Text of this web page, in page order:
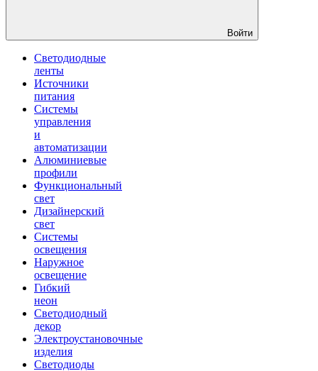
Войти
Светодиодные
ленты
Источники
питания
Системы
управления
и
автоматизации
Алюминиевые
профили
Функциональный
свет
Дизайнерский
свет
Системы
освещения
Наружное
освещение
Гибкий
неон
Светодиодный
декор
Электроустановочные
изделия
Светодиоды